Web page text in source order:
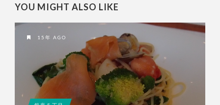
YOU MIGHT ALSO LIKE
15年 AGO